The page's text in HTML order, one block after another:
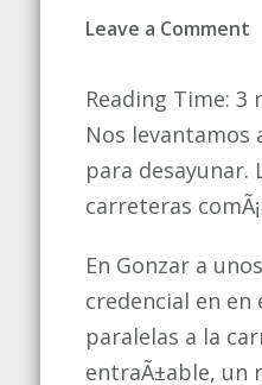
Leave a Commenton
Reading Time: 3
Nos levantamos
para desayunar.
carreteras
En Gonzar a
credencial en
paralelas a la
entraÃ±able, un